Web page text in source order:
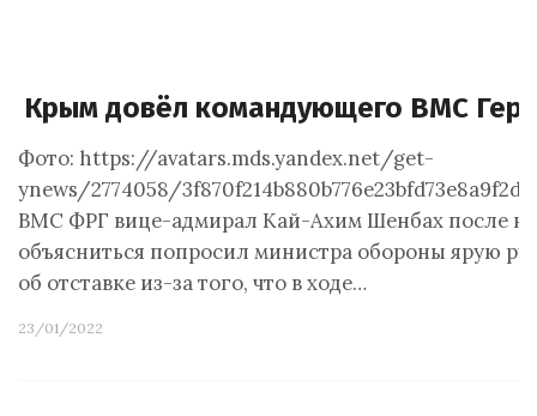
Крым довёл командующего ВМС
Фото: https://avatars.mds.yandex.net/get-
ynews/2774058/
ВМС ФРГ вице-адмирал Кай-Ахим Шенбах после
объясниться попросил министра обороны ярую
об отставке из-за того, что в ходе…
23/01/2022